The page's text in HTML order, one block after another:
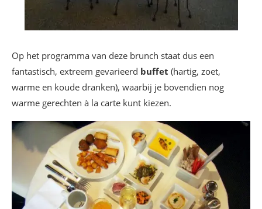
Op het programma van deze brunch staat dus een
fantastisch, extreem gevarieerd buffet (hartig, zoet,
warme en koude dranken), waarbij je bovendien nog
warme gerechten à la carte kunt kiezen.